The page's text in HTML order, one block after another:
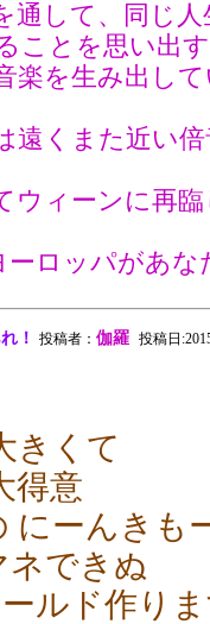
通して、同じ
ことを思い出
楽を生み出し
遠くまた近い
ウィーンに再
ーロッパがあ
！ 投稿者： 伽羅 投稿日
きくて
得意
にーんきも
ネできぬ
ルド作り